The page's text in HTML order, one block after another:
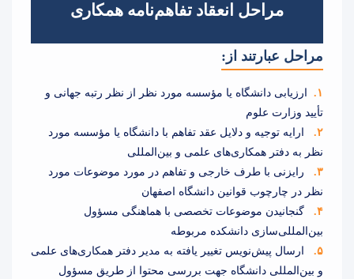
مراحل انعقاد تفاهم‌نامه همکاری
مراحل عبارتند از:
۱.
ارزیابی دانشگاه یا مؤسسه مورد نظر از نظر رتبه جهانی و
تأیید وزارت علوم
۲.
ارایه توجیه و دلایل عقد تفاهم با دانشگاه یا مؤسسه مورد
نظر به دفتر همکاری‌های علمی و بین‌المللی
۳.
رایزنی با طرف خارجی و تفاهم در مورد موضوعات مورد
نظر در چارچوب قوانین دانشگاه اصفهان
۴.
گنجانیدن موضوعات تخصصی با هماهنگی مسؤول
بین‌المللی‌سازی دانشکده مربوطه
۵.
ارسال پیش‌نویس تغییر یافته به مدیر دفتر همکاری‌های علمی
و بین‌المللی دانشگاه جهت بررسی محتوا از طریق مسؤول